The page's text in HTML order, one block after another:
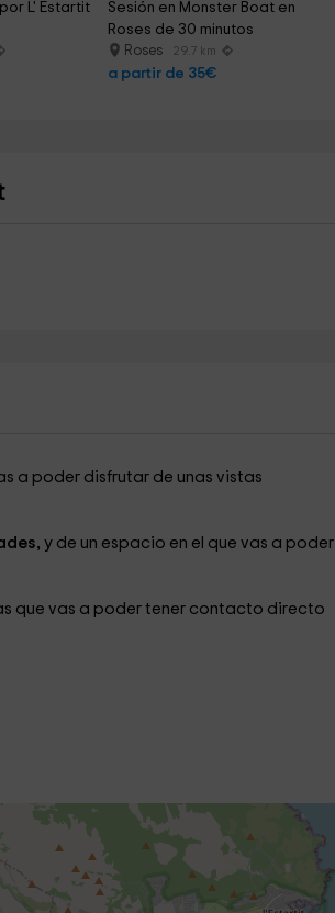
L' Estartit
Sesión en Monster Boat en
Roses de 30 minutos
Roses 29.7 km
a partir de 35€
a poder disfrutar de unas vistas
y de un espacio en el que vas a poder
que vas a poder tener contacto directo